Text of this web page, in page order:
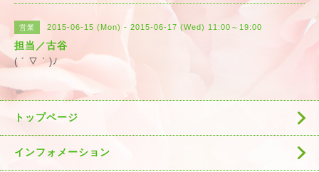
営業 2015-06-15 (Mon) - 2015-06-17 (Wed) 11:00～19:00
担当／古谷
( ´ ▽ ` )ﾉ
トップページ
インフォメーション